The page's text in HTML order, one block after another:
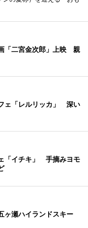
「二宮金次郎」上映 親
ェ「レルリッカ」 深い
「イチキ」 手摘みヨモ
ヶ瀬ハイランドスキー